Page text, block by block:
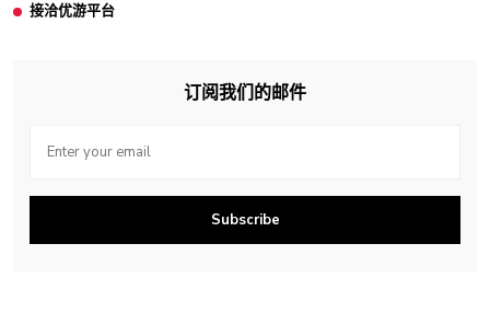
接洽优游平台
订阅我们的邮件
Subscribe